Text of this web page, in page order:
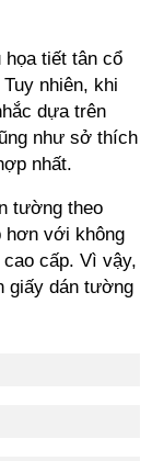
tiết tân cổ
nhiên, khi
dựa trên
như sở thích
nhất.
tường theo
hơn với không
cấp. Vì vậy,
giấy dán tường